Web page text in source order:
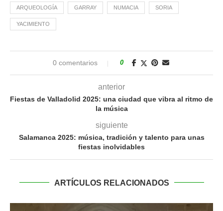
ARQUEOLOGÍA GARRAY NUMACIA SORIA
YACIMIENTO
0 comentarios 0
anterior
Fiestas de Valladolid 2025: una ciudad que vibra al ritmo de
la música
siguiente
Salamanca 2025: música, tradición y talento para unas
fiestas inolvidables
ARTÍCULOS RELACIONADOS